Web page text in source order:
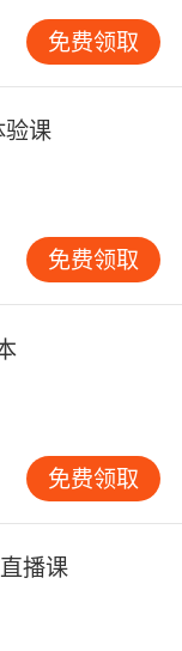
aa strange,
succubus's
环状的
cut diamond
免费领取
课
免费领取
免费领取
播课